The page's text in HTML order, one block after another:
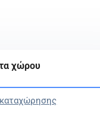
χώρου
καταχώρησης